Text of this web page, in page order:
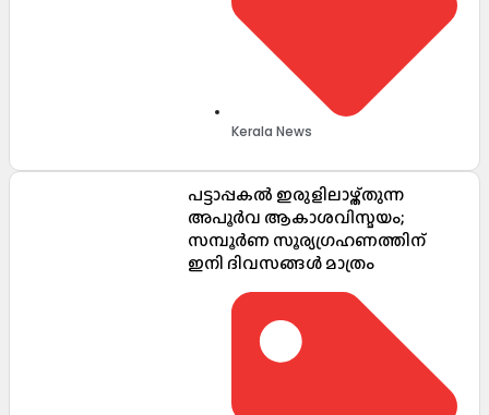
Kerala News
പട്ടാപ്പകൽ ഇരുളിലാഴ്ത്തുന്ന
അപൂർവ ആകാശവിസ്മയം;
സമ്പൂർണ സൂര്യഗ്രഹണത്തിന്
ഇനി ദിവസങ്ങൾ മാത്രം